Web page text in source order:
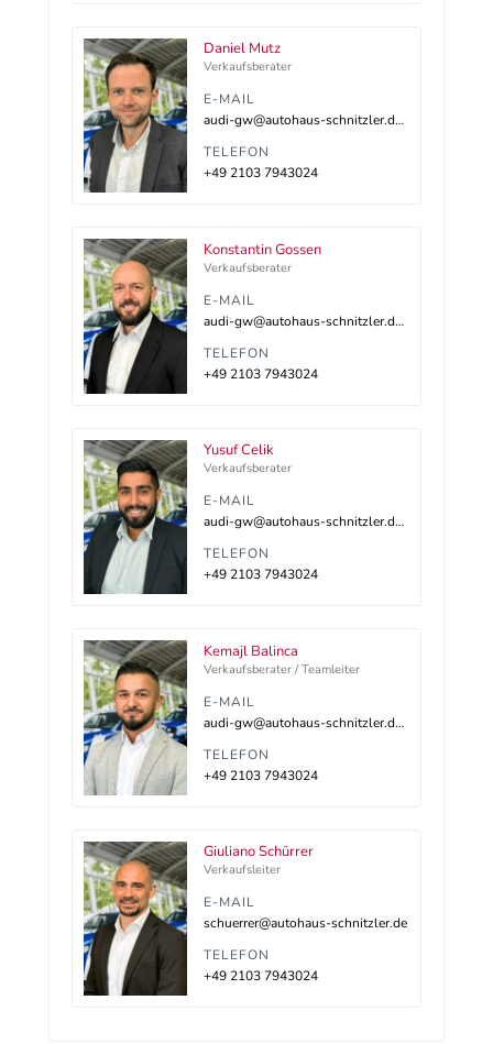
Daniel Mutz
Verkaufsberater
E-MAIL
audi-gw@autohaus-schnitzler.dealerdesk.de
TELEFON
+49 2103 7943024
Konstantin Gossen
Verkaufsberater
E-MAIL
audi-gw@autohaus-schnitzler.dealerdesk.de
TELEFON
+49 2103 7943024
Yusuf Celik
Verkaufsberater
E-MAIL
audi-gw@autohaus-schnitzler.dealerdesk.de
TELEFON
+49 2103 7943024
Kemajl Balinca
Verkaufsberater / Teamleiter
E-MAIL
audi-gw@autohaus-schnitzler.dealerdesk.de
TELEFON
+49 2103 7943024
Giuliano Schürrer
Verkaufsleiter
E-MAIL
schuerrer@autohaus-schnitzler.de
TELEFON
+49 2103 7943024